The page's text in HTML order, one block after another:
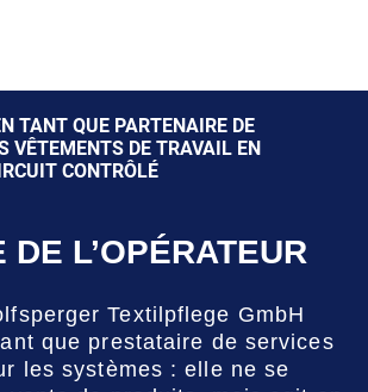
TANT QUE PARTENAIRE DE
VÊTEMENTS DE TRAVAIL EN
CONTRÔLÉ
DE L’OPÉRATEUR
Textilpflege GmbH
que prestataire de services
les systèmes : elle ne se